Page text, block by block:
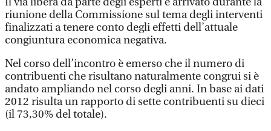
riunione della Commissione sul tema degli interventi
finalizzati a tenere conto degli effetti dell’attuale
congiuntura economica negativa.
Nel corso dell’incontro è emerso che il numero di
contribuenti che risultano naturalmente congrui si è
andato ampliando nel corso degli anni. In base ai dati
2012 risulta un rapporto di sette contribuenti su dieci
(il 73,30% del totale).